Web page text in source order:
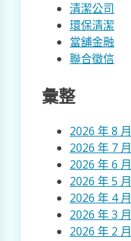
清潔公司
環保清潔
當舖金融
聯合徵信
彙整
2026 年 8 月
2026 年 7 月
2026 年 6 月
2026 年 5 月
2026 年 4 月
2026 年 3 月
2026 年 2 月